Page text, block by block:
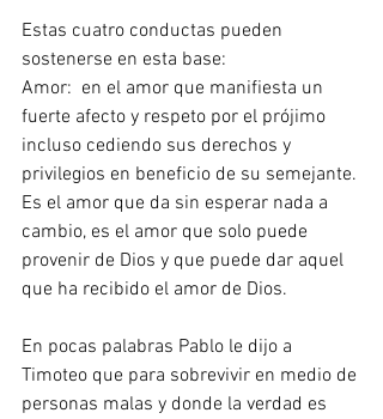
Estas cuatro conductas pueden
sostenerse en esta base:
Amor:  en el amor que manifiesta un
fuerte afecto y respeto por el prójimo
incluso cediendo sus derechos y
privilegios en beneficio de su semejante.
Es el amor que da sin esperar nada a
cambio, es el amor que solo puede
provenir de Dios y que puede dar aquel
que ha recibido el amor de Dios.
En pocas palabras Pablo le dijo a
Timoteo que para sobrevivir en medio de
personas malas y donde la verdad es